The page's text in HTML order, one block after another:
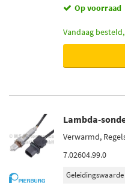
Op voorraad
Vandaag
Lambda-
Verwarmd,
7.02604.99.0
Geleidingswaarde